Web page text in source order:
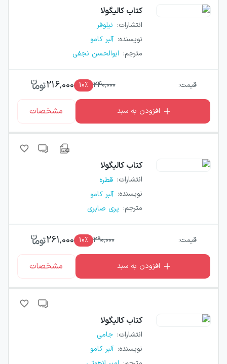
کتاب کالیگولا
انتشارات: نیلوفر
نویسنده: آلبر کامو
مترجم: ابوالحسن نجفی
قیمت: 240,000
10٪ 216,000
افزودن به سبد مشخصات
کتاب کالیگولا
انتشارات: قطره
نویسنده: آلبر کامو
مترجم: پری صابری
قیمت: 290,000
10٪ 261,000
افزودن به سبد مشخصات
کتاب کالیگولا
انتشارات: جامی
نویسنده: آلبر کامو